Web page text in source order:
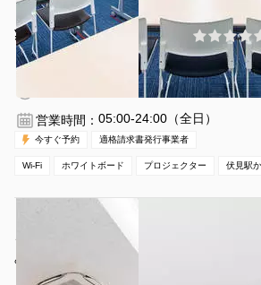
¥11000 〜 ¥13475
伏見駅 徒歩3分
愛知県名古屋市中区栄
営業時間： 05:00-24:00（全日）
今すぐ予約 適格請求書発行事業者
Wi-Fi ホワイトボード プロジェクター 伏見駅
【名古屋の伏見駅徒歩1分】定員72名の707
ジェクター含む備品・高速Wi-Fiが無料！
みんなの貸会議室 名古屋栄店